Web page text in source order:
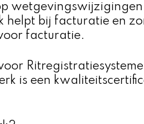
helpt bij facturatie en
facturatie.
is een